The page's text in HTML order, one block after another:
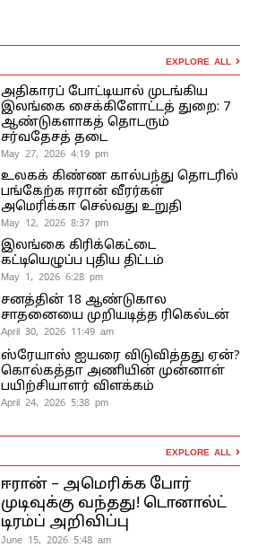
EXPLORE ALL
அதிகாரப் போட்டியால் முடங்கிய
இலங்கை சைக்கிளோட்டத் துறை: 7
ஆண்டுகளாகத் தொடரும்
சர்வதேசத் தடை
May 27, 2026 4:19 pm
உலகக் கிண்ண கால்பந்து தொடரில்
பங்கேற்க ஈரான் வீரர்கள்
அமெரிக்கா செல்வது உறுதி
May 12, 2026 8:37 pm
இலங்கை கிரிக்கெட்டை
கட்டியெழுப்ப புதிய திட்டம்
May 1, 2026 6:28 pm
சனத்தின் 18 ஆண்டுகால
சாதனையை முறியடித்த ரிகெல்டன்
April 30, 2026 11:49 am
ஸ்ரேயாஸ் ஐயரை விடுவித்தது ஏன்?
கொல்கத்தா அணியின் முன்னாள்
பயிற்சியாளர் விளக்கம்
April 24, 2026 5:38 pm
EXPLORE ALL
ஈரான் – அமெரிக்க போர்
முடிவுக்கு வந்தது! டொனால்ட்
டிரம்ப் அறிவிப்பு
June 15, 2026 5:48 am